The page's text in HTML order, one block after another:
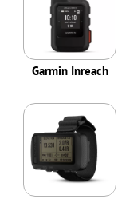
Garmin Inreach